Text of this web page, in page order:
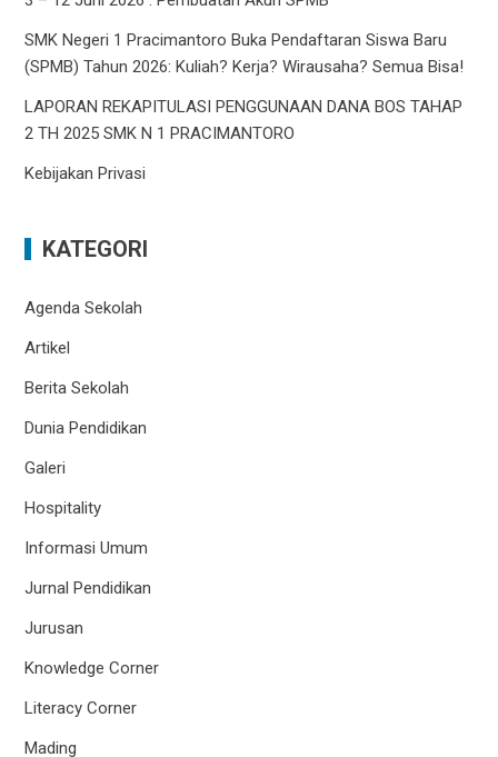
SMK Negeri 1 Pracimantoro Buka Pendaftaran Siswa Baru
(SPMB) Tahun 2026: Kuliah? Kerja? Wirausaha? Semua Bisa!
LAPORAN REKAPITULASI PENGGUNAAN DANA BOS TAHAP
2 TH 2025 SMK N 1 PRACIMANTORO
Kebijakan Privasi
KATEGORI
Agenda Sekolah
Artikel
Berita Sekolah
Dunia Pendidikan
Galeri
Hospitality
Informasi Umum
Jurnal Pendidikan
Jurusan
Knowledge Corner
Literacy Corner
Mading